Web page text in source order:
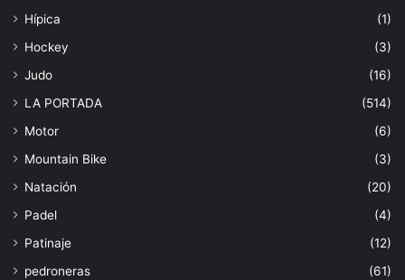
Hípica
(1)
Hockey
(3)
Judo
(16)
LA PORTADA
(514)
Motor
(6)
Mountain Bike
(3)
Natación
(20)
Padel
(4)
Patinaje
(12)
pedroneras
(61)